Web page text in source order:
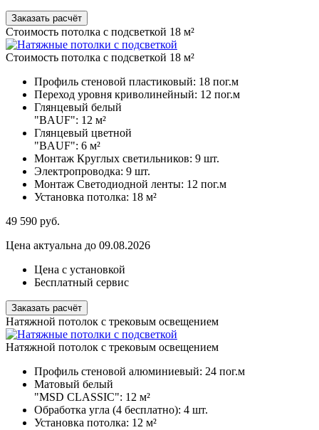
Заказать расчёт
Стоимость потолка с подсветкой 18 м²
Стоимость потолка с подсветкой 18 м²
Профиль стеновой пластиковый: 18 пог.м
Переход уровня криволинейный: 12 пог.м
Глянцевый белый
"BAUF": 12 м²
Глянцевый цветной
"BAUF": 6 м²
Монтаж Круглых светильников: 9 шт.
Электропроводка: 9 шт.
Монтаж Светодиодной ленты: 12 пог.м
Установка потолка: 18 м²
49 590 руб.
Цена актуальна до 09.08.2026
Цена с установкой
Бесплатный сервис
Заказать расчёт
Натяжной потолок с трековым освещением
Натяжной потолок с трековым освещением
Профиль стеновой алюминиевый: 24 пог.м
Матовый белый
"MSD CLASSIC": 12 м²
Обработка угла (4 бесплатно): 4 шт.
Установка потолка: 12 м²